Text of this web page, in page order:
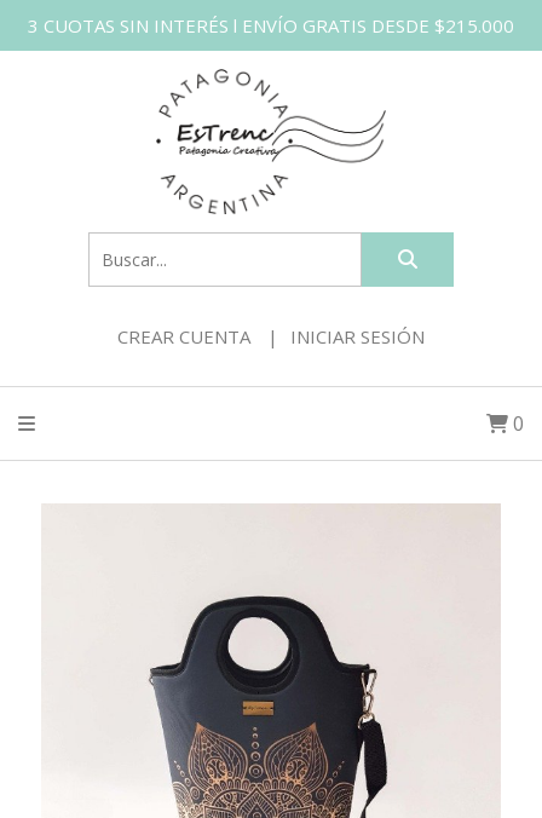
3 CUOTAS SIN INTERÉS l ENVÍO GRATIS DESDE $215.000
CREAR CUENTA INICIAR SESIÓN
0